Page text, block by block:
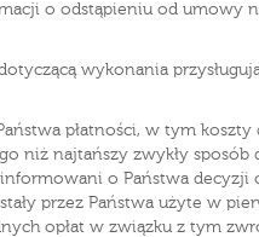
o odstąpieniu od umowy
wykonania
płatności, w tym
niż najtańszy zwykły sposób
o Państwa
przez Państwa użyte w
opłat w związku z tym